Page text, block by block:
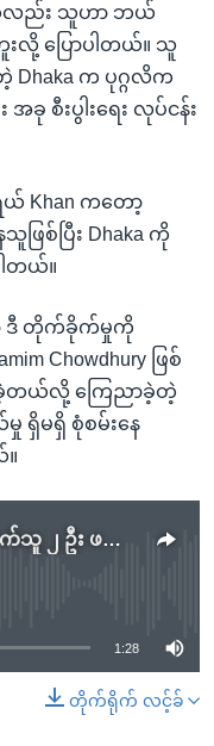
လည်း သူဟာ ဘယ်
လို့ ပြောပါတယ်။ သူ
က ပုဂ္ဂလိက
စီးပွါးရေး လုပ်ငန်း
Khan ကတော့
ြစ်ပြီး Dhaka ကို
ါတယ်။
ဒီ တိုက်ခိုက်မှုကို
Chowdhury ဖြစ်
တယ်လို့ ကြေညာခဲ့တဲ့
ရှိမရှိ စုံစမ်းနေ
။
ဘင်္ဂလားဒေ့ရှ် တိုက်ခိုက်မှုနဲ့ ပါတ်သက်သူ ၂ ဦး ဖမ်းဆီး
available
1:28
တိုက်ရိုက် လင့်ခ်